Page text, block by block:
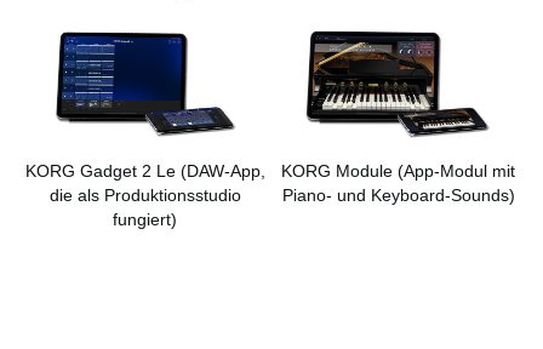
KORG Gadget 2 Le(DAW-App,
die als Produktionsstudio
fungiert)
KORG Module (App-Modul mit
Piano- und Keyboard-Sounds)